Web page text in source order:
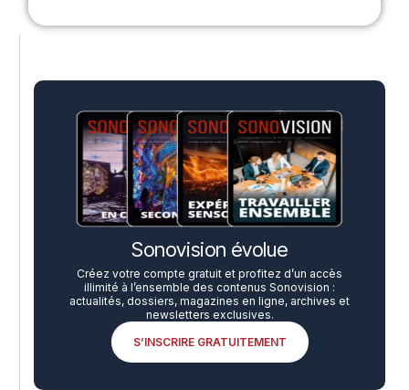
Sonovision évolue
Créez votre compte gratuit et profitez d’un accès
illimité à l’ensemble des contenus Sonovision :
actualités, dossiers, magazines en ligne, archives et
newsletters exclusives.
S’INSCRIRE GRATUITEMENT